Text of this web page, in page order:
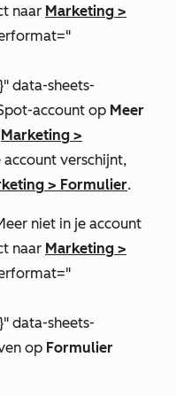
naar Marketing >
data-sheets-
account op Meer
Marketing >
account verschijnt,
> Formulier.
niet in je account
naar Marketing >
data-sheets-
op Formulier